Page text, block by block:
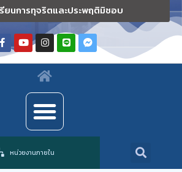
ยนการทุจริตและประพฤติมิชอบ
หน่วยงานภายใน